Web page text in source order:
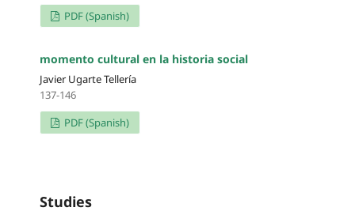
PDF (Spanish)
momento cultural en la historia social
Javier Ugarte Tellería
137-146
PDF (Spanish)
Studies